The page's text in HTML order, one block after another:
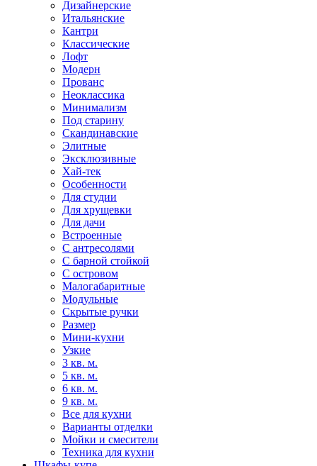
Дизайнерские
Итальянские
Кантри
Классические
Лофт
Модерн
Прованс
Неоклассика
Минимализм
Под старину
Скандинавские
Элитные
Эксклюзивные
Хай-тек
Особенности
Для студии
Для хрущевки
Для дачи
Встроенные
С антресолями
С барной стойкой
С островом
Малогабаритные
Модульные
Скрытые ручки
Размер
Мини-кухни
Узкие
3 кв. м.
5 кв. м.
6 кв. м.
9 кв. м.
Все для кухни
Варианты отделки
Мойки и смесители
Техника для кухни